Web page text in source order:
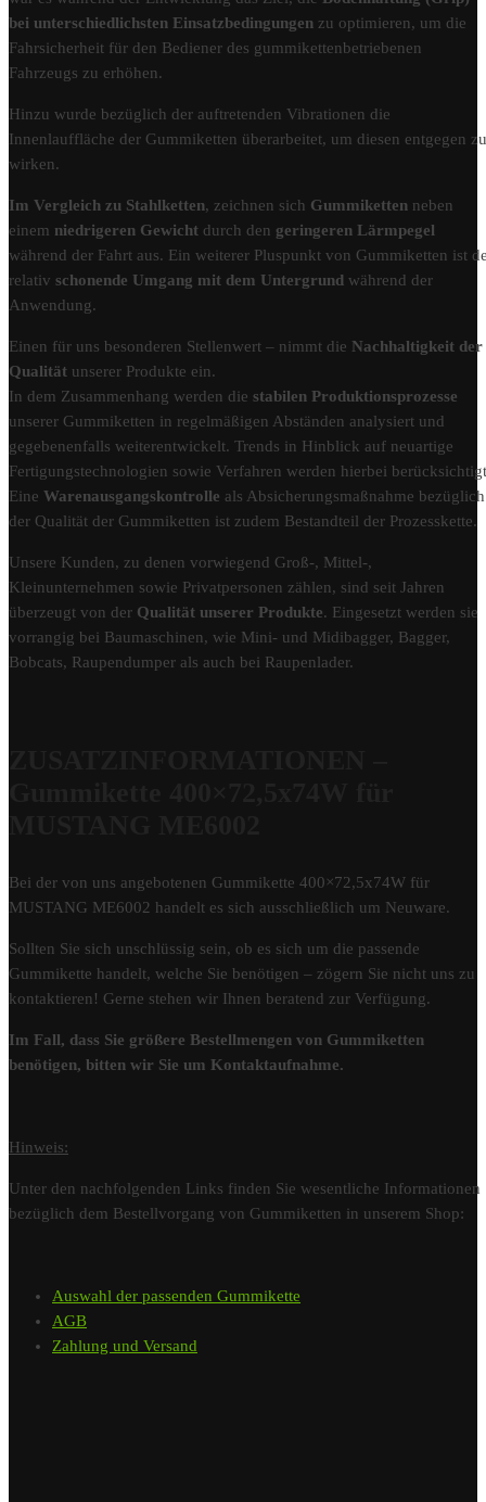
bei unterschiedlichsten Einsatzbedingungen zu optimieren, um die
Fahrsicherheit für den Bediener des gummikettenbetriebenen
Fahrzeugs zu erhöhen.
Hinzu wurde bezüglich der auftretenden Vibrationen die
Innenlauffläche der Gummiketten überarbeitet, um diesen entgegen zu
wirken.
Im Vergleich zu Stahlketten, zeichnen sich Gummiketten neben
einem niedrigeren Gewicht durch den geringeren Lärmpegel
während der Fahrt aus. Ein weiterer Pluspunkt von Gummiketten ist
relativ schonende Umgang mit dem Untergrund während der
Anwendung.
Einen für uns besonderen Stellenwert – nimmt die Nachhaltigkeit der
Qualität unserer Produkte ein.
In dem Zusammenhang werden die stabilen Produktionsprozesse
unserer Gummiketten in regelmäßigen Abständen analysiert und
gegebenenfalls weiterentwickelt. Trends in Hinblick auf neuartige
Fertigungstechnologien sowie Verfahren werden hierbei
Eine Warenausgangskontrolle als Absicherungsmaßnahme bezüglich
der Qualität der Gummiketten ist zudem Bestandteil der Prozesskette.
Unsere Kunden, zu denen vorwiegend Groß-, Mittel-,
Kleinunternehmen sowie Privatpersonen zählen, sind seit Jahren
überzeugt von der Qualität unserer Produkte. Eingesetzt werden sie
vorrangig bei Baumaschinen, wie Mini- und Midibagger, Bagger,
Bobcats, Raupendumper als auch bei Raupenlader.
Bei der von uns angebotenen Gummikette 400×72,5x74W für
MUSTANG ME6002 handelt es sich ausschließlich um Neuware.
Sollten Sie sich unschlüssig sein, ob es sich um die passende
Gummikette handelt, welche Sie benötigen – zögern Sie nicht uns zu
kontaktieren! Gerne stehen wir Ihnen beratend zur Verfügung.
Im Fall, dass Sie größere Bestellmengen von Gummiketten
benötigen, bitten wir Sie um Kontaktaufnahme.
Hinweis:
Unter den nachfolgenden Links finden Sie wesentliche Informationen
bezüglich dem Bestellvorgang von Gummiketten in unserem Shop:
Auswahl der passenden Gummikette
AGB
Zahlung und Versand